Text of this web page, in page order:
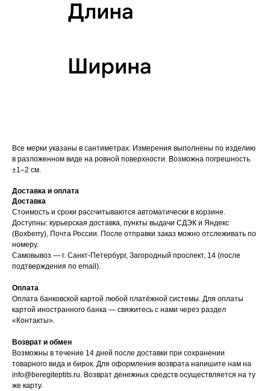
Все мерки указаны в сантиметрах. Измерения выполнены по изделию
в разложенном виде на ровной поверхности. Возможна погрешность
±1–2 см.
Доставка и оплата
Доставка
Стоимость и сроки рассчитываются автоматически в корзине.
Доступны: курьерская доставка, пункты выдачи СДЭК и Яндекс
(Boxberry), Почта России. После отправки заказ можно отслеживать по
номеру.
Самовывоз — г. Санкт-Петербург, Загородный проспект, 14 (после
подтверждения по email).
Оплата
Оплата банковской картой любой платёжной системы. Для оплаты
картой иностранного банка — свяжитесь с нами через раздел
«Контакты».
Возврат и обмен
Возможны в течение 14 дней после доставки при сохранении
товарного вида и бирок. Для оформления возврата напишите нам на
info@beregiteptits.ru. Возврат денежных средств осуществляется на ту
же карту.